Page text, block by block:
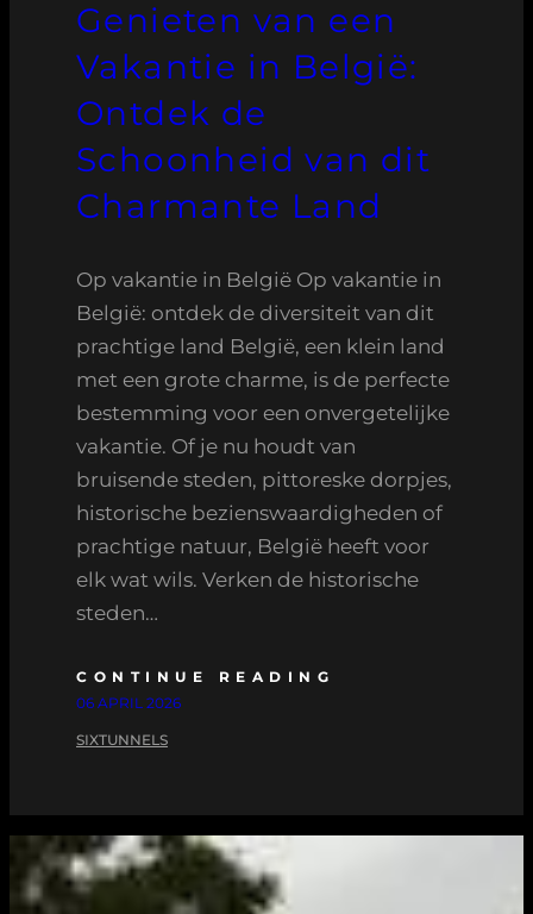
Genieten van een
Vakantie in België:
Ontdek de
Schoonheid van dit
Charmante Land
Op vakantie in België Op vakantie in
België: ontdek de diversiteit van dit
prachtige land België, een klein land
met een grote charme, is de perfecte
bestemming voor een onvergetelijke
vakantie. Of je nu houdt van
bruisende steden, pittoreske dorpjes,
historische bezienswaardigheden of
prachtige natuur, België heeft voor
elk wat wils. Verken de historische
steden…
CONTINUE READING
06 APRIL 2026
SIXTUNNELS